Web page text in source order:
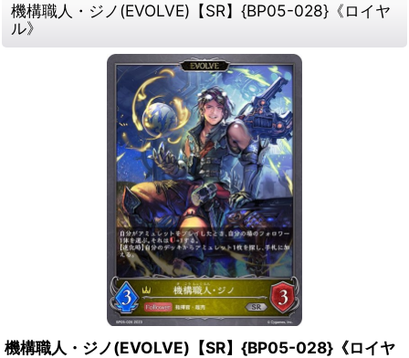
機構職人・ジノ(EVOLVE)【SR】{BP05-028}《ロイヤ
ル》
機構職人・ジノ(EVOLVE)【SR】{BP05-028}《ロイヤ